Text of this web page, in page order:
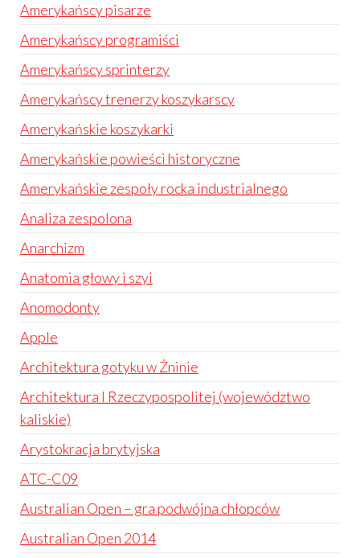
Amerykańscy pisarze
Amerykańscy programiści
Amerykańscy sprinterzy
Amerykańscy trenerzy koszykarscy
Amerykańskie koszykarki
Amerykańskie powieści historyczne
Amerykańskie zespoły rocka industrialnego
Analiza zespolona
Anarchizm
Anatomia głowy i szyi
Anomodonty
Apple
Architektura gotyku w Żninie
Architektura I Rzeczypospolitej (województwo
kaliskie)
Arystokracja brytyjska
ATC-C09
Australian Open – gra podwójna chłopców
Australian Open 2014